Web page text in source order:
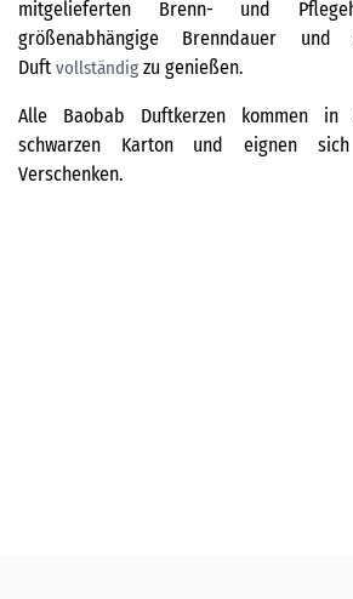
mitgelieferten Brenn- und
größenabhängige Brenndauer und
Duft vollständig zu genießen.
Alle Baobab Duftkerzen kommen in
schwarzen Karton und eignen
Verschenken.